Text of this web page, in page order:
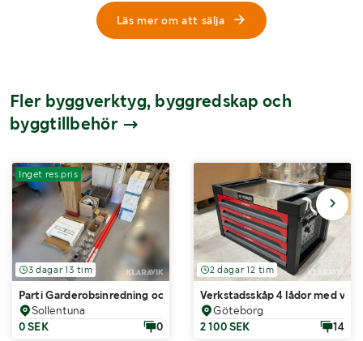
Läs mer om att sälja
Fler byggverktyg, byggredskap och
byggtillbehör
Inget res.pris
3 dagar 13 tim
Parti Garderobsinredning och köksutrustning
Sollentuna
0 SEK
0
2 dagar 12 tim
Verkstadsskåp 4 lådor med
Göteborg
2 100 SEK
14